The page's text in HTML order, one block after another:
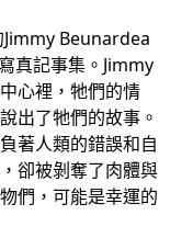
Beunardea
真記事集。Jimmy
心裡，牠們的情
出了牠們的故事。
著人類的錯誤和自
卻被剝奪了肉體與
們，可能是幸運的